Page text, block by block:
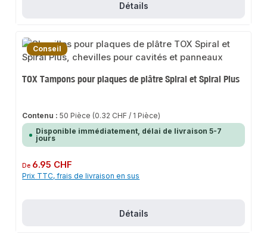
Détails
Conseil
TOX Tampons pour plaques de plâtre Spiral et Spiral Plus
Contenu :50 Pièce (0.32 CHF / 1 Pièce)
Disponible immédiatement, délai de livraison 5-7
jours
Prix régulier :
De 6.95 CHF
Prix TTC, frais de livraison en sus
Détails